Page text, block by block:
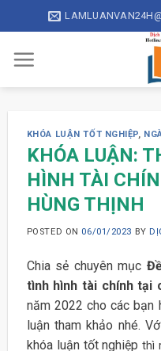
to
content
KHÓA LUẬN TỐT NGHIỆP,
KHÓA LUẬN:
HÌNH TÀI
HÙNG THỊNH
POSTED ON 06/01/2023 BY
Chia sẻ chuyên mục
tình hình tài chính tại
năm 2022 cho các bạn
luận tham khảo nhé.
khóa luận tốt nghiệp thì